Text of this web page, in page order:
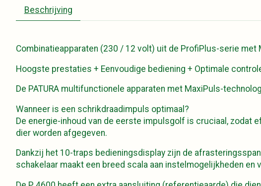
Beschrijving
Combinatieapparaten (230 / 12 volt) uit de ProfiPlus-serie met
Hoogste prestaties + Eenvoudige bediening + Optimale
De PATURA multifunctionele apparaten met MaxiPuls-
Wanneer is een schrikdraadimpuls optimaal?
De energie-inhoud van de eerste impulsgolf is cruciaal,
dier worden afgegeven.
Dankzij het 10-traps bedieningsdisplay zijn de
schakelaar maakt een breed scala aan instelmogelijkheden en